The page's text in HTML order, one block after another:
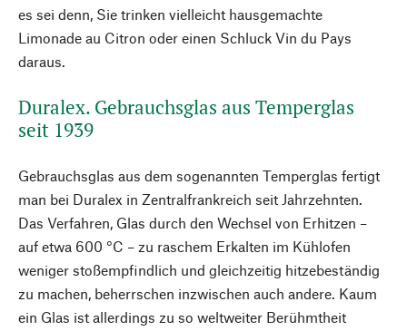
es sei denn, Sie trinken vielleicht hausgemachte
Limonade au Citron oder einen Schluck Vin du Pays
daraus.
Duralex. Gebrauchsglas aus Temperglas
seit 1939
Gebrauchsglas aus dem sogenannten Temperglas fertigt
man bei Duralex in Zentralfrankreich seit Jahrzehnten.
Das Verfahren, Glas durch den Wechsel von Erhitzen –
auf etwa 600 °C – zu raschem Erkalten im Kühlofen
weniger stoßempfindlich und gleichzeitig hitzebeständig
zu machen, beherrschen inzwischen auch andere. Kaum
ein Glas ist allerdings zu so weltweiter Berühmtheit